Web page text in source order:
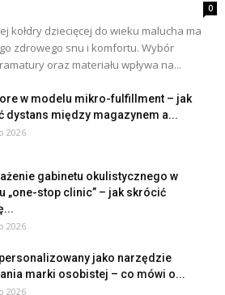
0
kołdry dziecięcej do wieku malucha ma
zdrowego snu i komfortu. Wybór
oraz materiału wpływa na...
w modelu mikro-fulfillment – jak
dystans między magazynem a...
2026
gabinetu okulistycznego w
„one-stop clinic” – jak skrócić
2026
jako narzędzie
marki osobistej – co mówi o...
2026